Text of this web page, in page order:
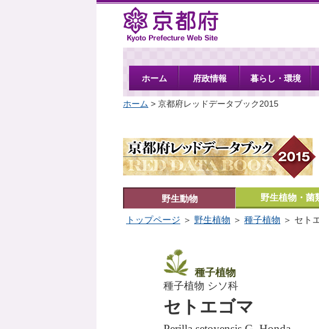
京都府
ホーム 府政情報 暮らし・環境
ホーム > 京都府レッドデータブック2015
野生動物 野生植物・菌
トップページ ＞ 野生植物 ＞ 種子植物 ＞ セト
種子植物
種子植物 シソ科
セトエゴマ